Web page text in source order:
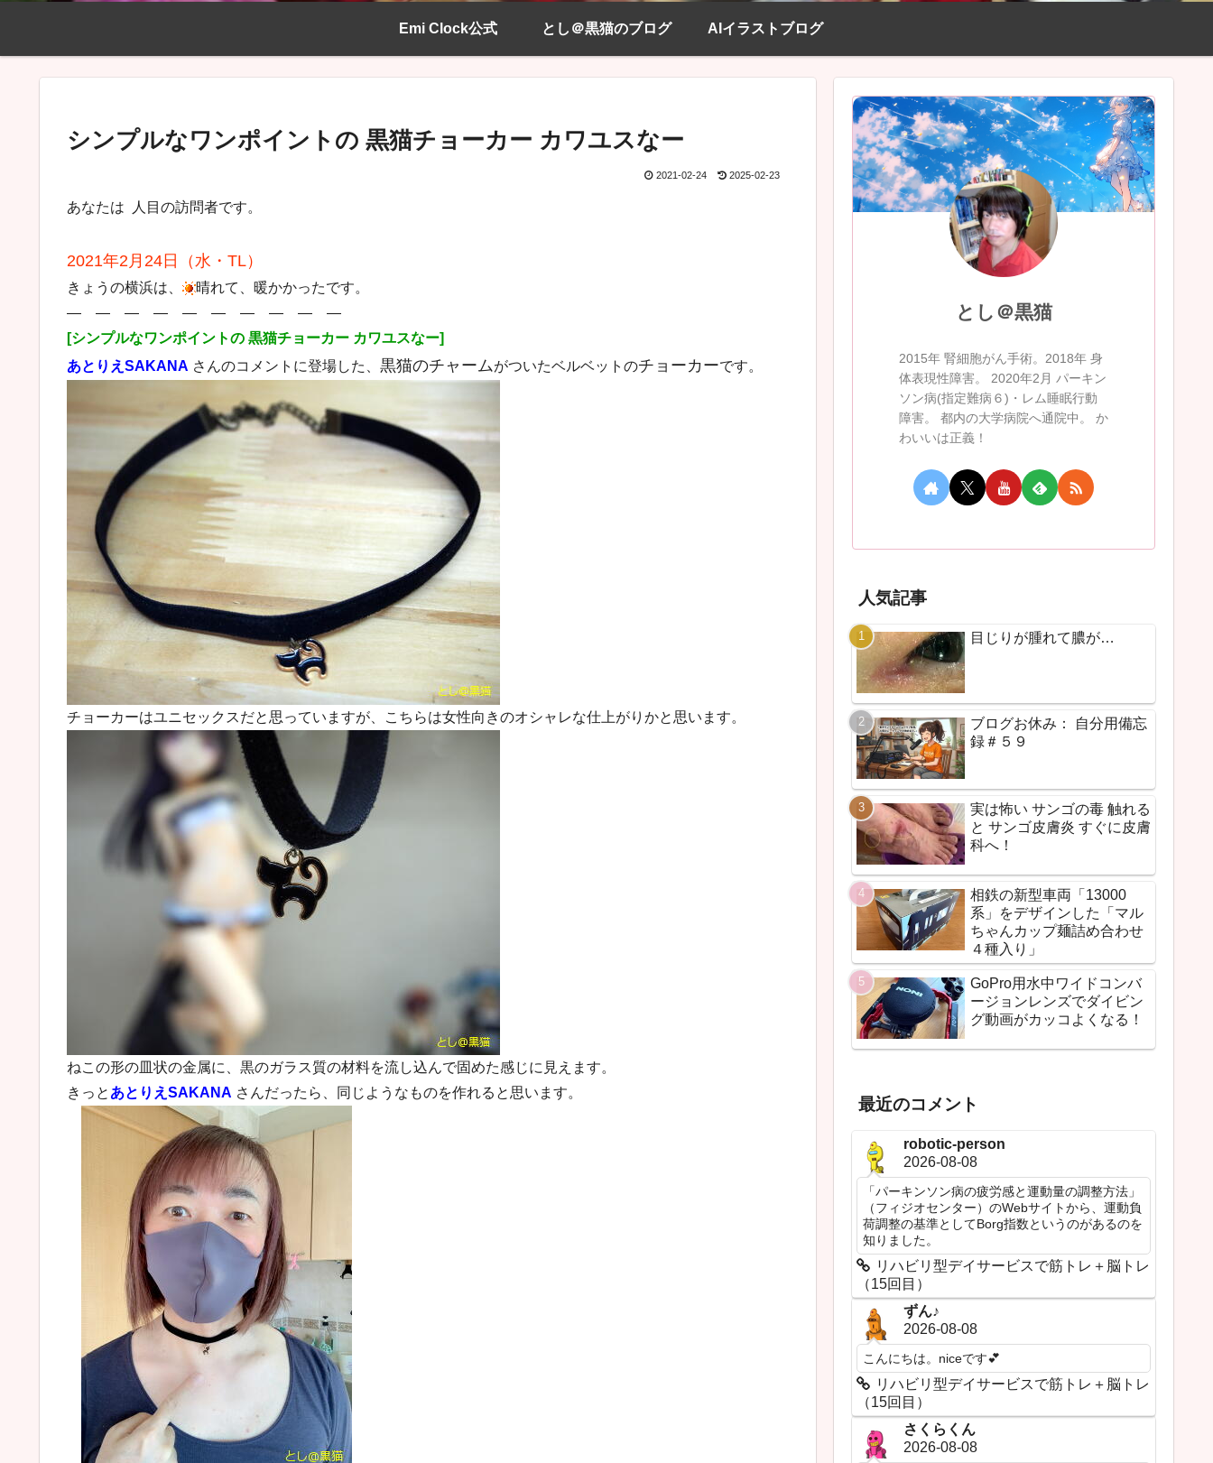
Emi Clock公式 とし＠黒猫のブログ AIイラストブログ
シンプルなワンポイントの 黒猫チョーカー カワユスなー
2021-02-24 2025-02-23
あなたは 人目の訪問者です。
2021年2月24日（水・TL）
きょうの横浜は、
晴れて、暖かかったです。
― ― ― ― ― ― ― ― ― ―
[シンプルなワンポイントの 黒猫チョーカー カワユスなー]
あとりえSAKANA さんのコメントに登場した、 黒猫のチャームがついたベルベットのチョーカーです。
チョーカーはユニセックスだと思っていますが、こちらは女性向きのオシャレな仕上がりかと思います。
ねこの形の皿状の金属に、黒のガラス質の材料を流し込んで固めた感じに見えます。
きっと あとりえSAKANA さんだったら、同じようなものを作れると思います。
とし＠黒猫
2015年 腎細胞がん手術。2018年 身
体表現性障害。 2020年2月 パーキン
ソン病(指定難病６)・レム睡眠行動
障害。 都内の大学病院へ通院中。 か
わいいは正義！
人気記事
目じりが腫れて膿が…
ブログお休み： 自分用備忘
録＃５９
実は怖い サンゴの毒 触れる
と サンゴ皮膚炎 すぐに皮膚
科へ！
相鉄の新型車両「13000
系」をデザインした「マル
ちゃんカップ麺詰め合わせ
４種入り」
GoPro用水中ワイドコンバ
ージョンレンズでダイビン
グ動画がカッコよくなる！
最近のコメント
robotic-person
2026-08-08
「パーキンソン病の疲労感と運動量の調整方法」
（フィジオセンター）のWebサイトから、運動負
荷調整の基準としてBorg指数というのがあるのを
知りました。
リハビリ型デイサービスで筋トレ＋脳トレ
（15回目）
ずん♪
2026-08-08
こんにちは。niceです💕
リハビリ型デイサービスで筋トレ＋脳トレ
（15回目）
さくらくん
2026-08-08